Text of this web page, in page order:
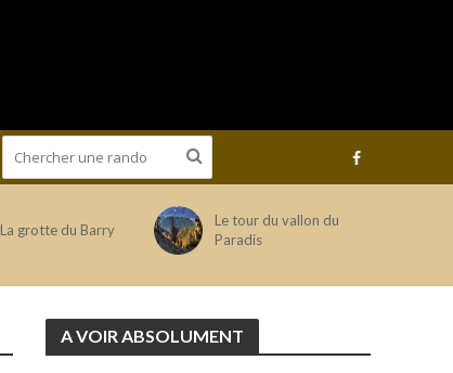
La grotte du Barry
Le tour du vallon du
Paradis
A VOIR ABSOLUMENT